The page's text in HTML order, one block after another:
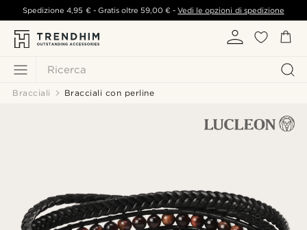
Ricerca
Spedizione4,95 €- Gratis oltre 59,00 € -Vedi le opzioni di spedizione
Bracciali Bracciali con perline